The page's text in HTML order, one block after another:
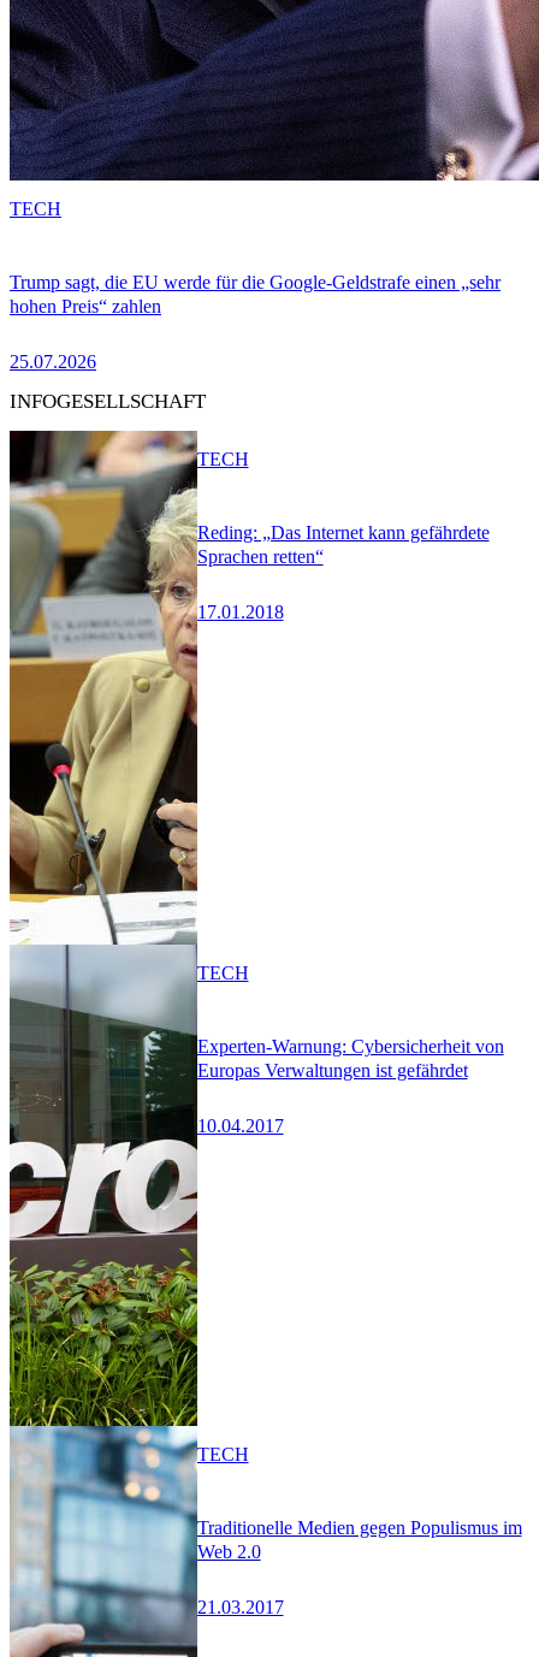
Trump sagt, die EU werde für die Google-Geldstrafe einen „sehr
hohen Preis“ zahlen
25.07.2026
TECH
INFOGESELLSCHAFT
Reding: „Das Internet kann gefährdete
Sprachen retten“
17.01.2018
TECH
Experten-Warnung: Cybersicherheit von
Europas Verwaltungen ist gefährdet
10.04.2017
TECH
Traditionelle Medien gegen Populismus im
Web 2.0
21.03.2017
TECH